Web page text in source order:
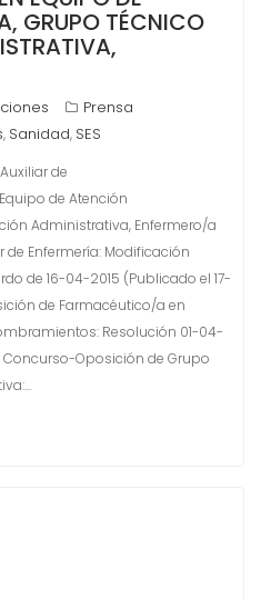
GRUPO TÉCNICO
Prensa
, Sanidad, SES
de
de Atención
Administrativa, Enfermero/a
Enfermería: Modificación
de 16-04-2015 (Publicado el 17-
de Farmacéutico/a en
Resolución 01-04-
Concurso-Oposición de Grupo